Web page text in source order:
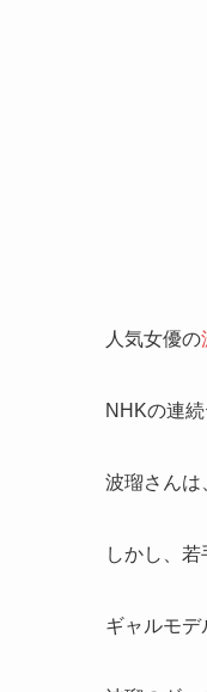
人気女優の
NHKの連
波瑠さんは
しかし、若
ギャルモデ